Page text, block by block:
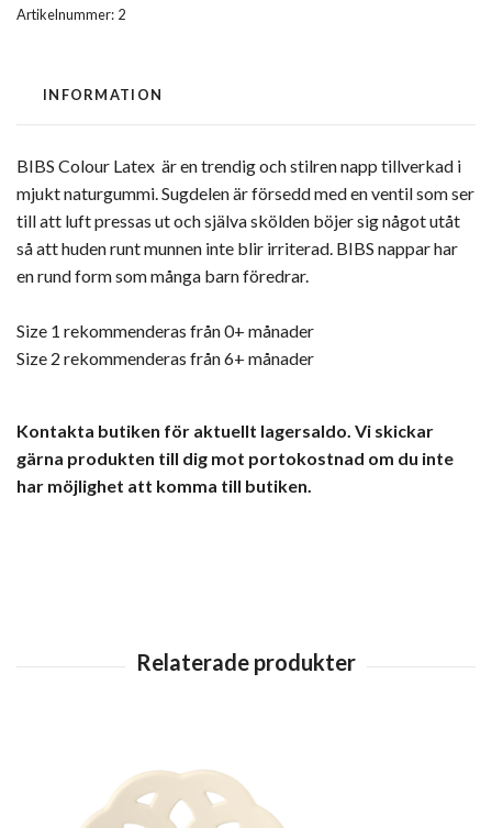
Artikelnummer: 2
INFORMATION
BIBS Colour Latex är en trendig och stilren napp tillverkad i
mjukt naturgummi. Sugdelen är försedd med en ventil som ser
till att luft pressas ut och själva skölden böjer sig något utåt
så att huden runt munnen inte blir irriterad. BIBS nappar har
en rund form som många barn föredrar.
Size 1 rekommenderas från 0+ månader
Size 2 rekommenderas från 6+ månader
Kontakta butiken för aktuellt lagersaldo. Vi skickar
gärna produkten till dig mot portokostnad om du inte
har möjlighet att komma till butiken.